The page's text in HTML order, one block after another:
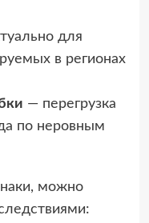
для
в регионах
— перегрузка
по неровным
можно